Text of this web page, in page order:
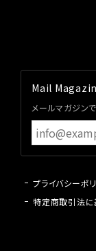
Mail
メールマガジン
プライバシーポ
特定商取引法に